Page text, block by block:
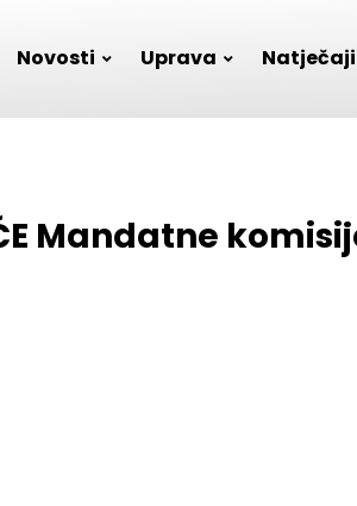
Novosti Uprava Natječaji
Mandatne